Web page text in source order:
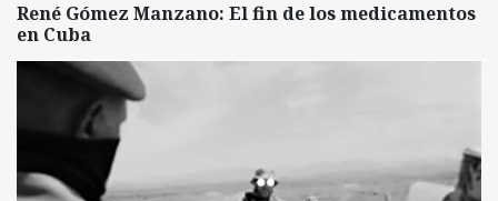
René Gómez Manzano: El fin de los medicamentos
en Cuba